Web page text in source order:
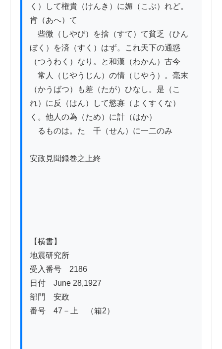
く）して権貴（けんき）に媚（こぶ）れど。
肯（あへ）て
些微（しやび）を捨（すて）て貧乏（ひん
ぼく）を済（すく）はず。これ天下の通惑
（つうわく）なり。と和漢（わかん）古今
常人（じやうじん）の情（じやう）。毫末
（かうばつ）も差（たが）ひなし。是（こ
れ）に反（はん）して慾寡（よくすくな）
く。他人の為（ため）に計（はか）
るものは。たゞ千（せん）に一二のみ
安政見聞録巻之上終
【横書】
地震研究所
受入番号　2186
日付　June 28,1927
部門　安政
番号　47－上　（箱2）